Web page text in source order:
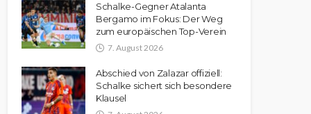
Schalke-Gegner Atalanta
Bergamo im Fokus: Der Weg
zum europäischen Top-Verein
7. August 2026
Abschied von Zalazar offiziell:
Schalke sichert sich besondere
Klausel